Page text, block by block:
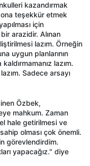
kazandırmak
teşekkür etmek
için
arazidir. Alınan
lazım. Örneğin
uygun planlarının
lazım.
Sadece arsayı
Özbek,
mahkum. Zaman
hale getirilmesi ve
olması çok önemli.
görevlendirdim.
yapacağız." diye